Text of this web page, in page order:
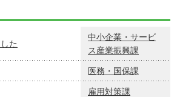
た
中小企業・サービ
ス産業振興課
医務・国保課
雇用対策課